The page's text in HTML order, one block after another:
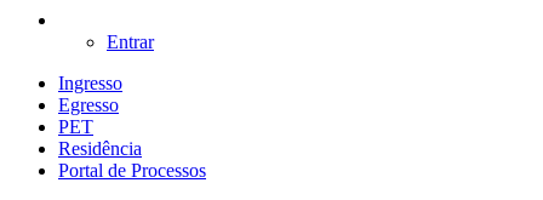
Entrar
Ingresso
Egresso
PET
Residência
Portal de Processos